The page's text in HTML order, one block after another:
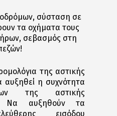
σύσταση σε
τα οχήματα τους
σεβασμός στη
της αστικής
αυξηθεί η συχνότητα
της αστικής
Να αυξηθούν τα
εισόδου